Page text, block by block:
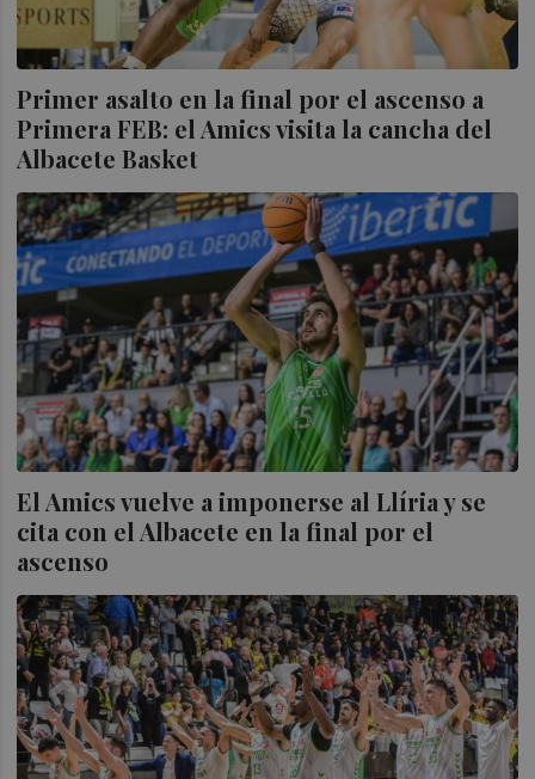
Primer asalto en la final por el ascenso a
Primera FEB: el Amics visita la cancha del
Albacete Basket
El Amics vuelve a imponerse al Llíria y se
cita con el Albacete en la final por el
ascenso